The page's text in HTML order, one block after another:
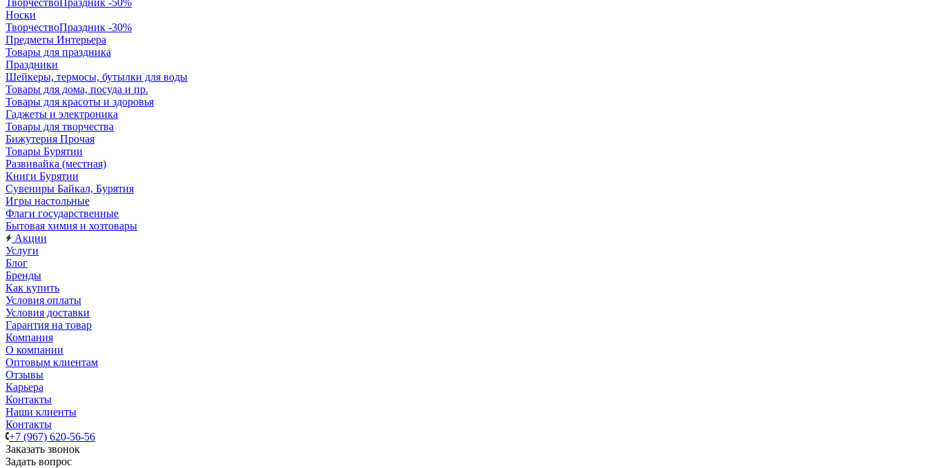
ТворчествоПраздник -50%
Носки
ТворчествоПраздник -30%
Предметы Интерьера
Товары для праздника
Праздники
Шейкеры, термосы, бутылки для воды
Товары для дома, посуда и пр.
Товары для красоты и здоровья
Гаджеты и электроника
Товары для творчества
Бижутерия Прочая
Товары Бурятии
Развивайка (местная)
Книги Бурятии
Сувениры Байкал, Бурятия
Игры настольные
Флаги государственные
Бытовая химия и хозтовары
Акции
Услуги
Блог
Бренды
Как купить
Условия оплаты
Условия доставки
Гарантия на товар
Компания
О компании
Оптовым клиентам
Отзывы
Карьера
Контакты
Наши клиенты
Контакты
+7 (967) 620-56-56
Заказать звонок
Задать вопрос